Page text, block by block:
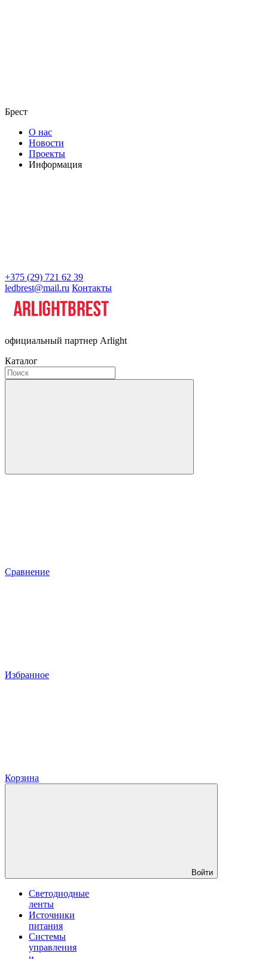
Брест
О нас
Новости
Проекты
Информация
+375 (29) 721 62 39
ledbrest@mail.ru Контакты
официальный партнер Arlight
Каталог
Сравнение
Избранное
Корзина
Войти
Светодиодные
ленты
Источники
питания
Системы
управления